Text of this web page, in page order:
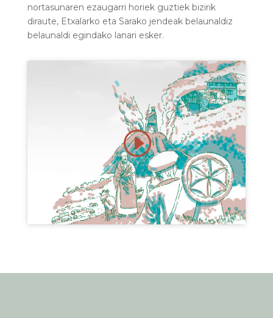
nortasunaren ezaugarri horiek guztiek bizirik
diraute, Etxalarko eta Sarako jendeak belaunaldiz
belaunaldi egindako lanari esker.
Click to accept marketing cookies and
enable this content